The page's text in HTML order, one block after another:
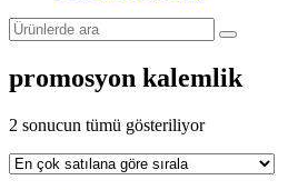
promosyon kalemlik
2 sonucun tümü gösteriliyorPopülerliğe
sıralandı